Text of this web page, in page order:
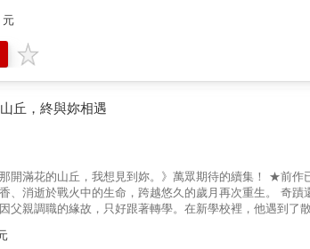
過，令人惆悵而心痛的青春純愛故事。©Ao Morita 2024
元
丘，終與妳相遇
開滿花的山丘，我想見到妳。》萬眾期待的續集！ ★前作
、消逝於戰火中的生命，跨越悠久的歲月再次重生。 奇
父親調職的緣故，只好跟著轉學。在新學校裡，他遇到了
得知一個與75年前戰爭時期有關的驚人故事──百合過去